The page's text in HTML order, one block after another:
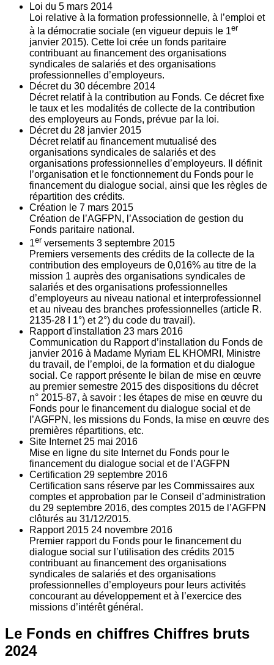
Loi du 5 mars 2014
Loi relative à la formation professionnelle, à l’emploi et
à la démocratie sociale (en vigueur depuis le 1er
janvier 2015). Cette loi crée un fonds paritaire
contribuant au financement des organisations
syndicales de salariés et des organisations
professionnelles d’employeurs.
Décret du 30 décembre 2014
Décret relatif à la contribution au Fonds. Ce décret fixe
le taux et les modalités de collecte de la contribution
des employeurs au Fonds, prévue par la loi.
Décret du 28 janvier 2015
Décret relatif au financement mutualisé des
organisations syndicales de salariés et des
organisations professionnelles d’employeurs. Il définit
l’organisation et le fonctionnement du Fonds pour le
financement du dialogue social, ainsi que les règles de
répartition des crédits.
Création le 7 mars 2015
Création de l’AGFPN, l’Association de gestion du
Fonds paritaire national.
1er versements 3 septembre 2015
Premiers versements des crédits de la collecte de la
contribution des employeurs de 0,016% au titre de la
mission 1 auprès des organisations syndicales de
salariés et des organisations professionnelles
d’employeurs au niveau national et interprofessionnel
et au niveau des branches professionnelles (article R.
2135‐28 I 1°) et 2°) du code du travail).
Rapport d'installation 23 mars 2016
Communication du Rapport d’installation du Fonds de
janvier 2016 à Madame Myriam EL KHOMRI, Ministre
du travail, de l’emploi, de la formation et du dialogue
social. Ce rapport présente le bilan de mise en œuvre
au premier semestre 2015 des dispositions du décret
n° 2015-87, à savoir : les étapes de mise en œuvre du
Fonds pour le financement du dialogue social et de
l’AGFPN, les missions du Fonds, la mise en œuvre des
premières répartitions, etc.
Site Internet 25 mai 2016
Mise en ligne du site Internet du Fonds pour le
financement du dialogue social et de l’AGFPN
Certification 29 septembre 2016
Certification sans réserve par les Commissaires aux
comptes et approbation par le Conseil d’administration
du 29 septembre 2016, des comptes 2015 de l’AGFPN
clôturés au 31/12/2015.
Rapport 2015 24 novembre 2016
Premier rapport du Fonds pour le financement du
dialogue social sur l’utilisation des crédits 2015
contribuant au financement des organisations
syndicales de salariés et des organisations
professionnelles d’employeurs pour leurs activités
concourant au développement et à l’exercice des
missions d’intérêt général.
Le Fonds en chiffres Chiffres bruts
2024